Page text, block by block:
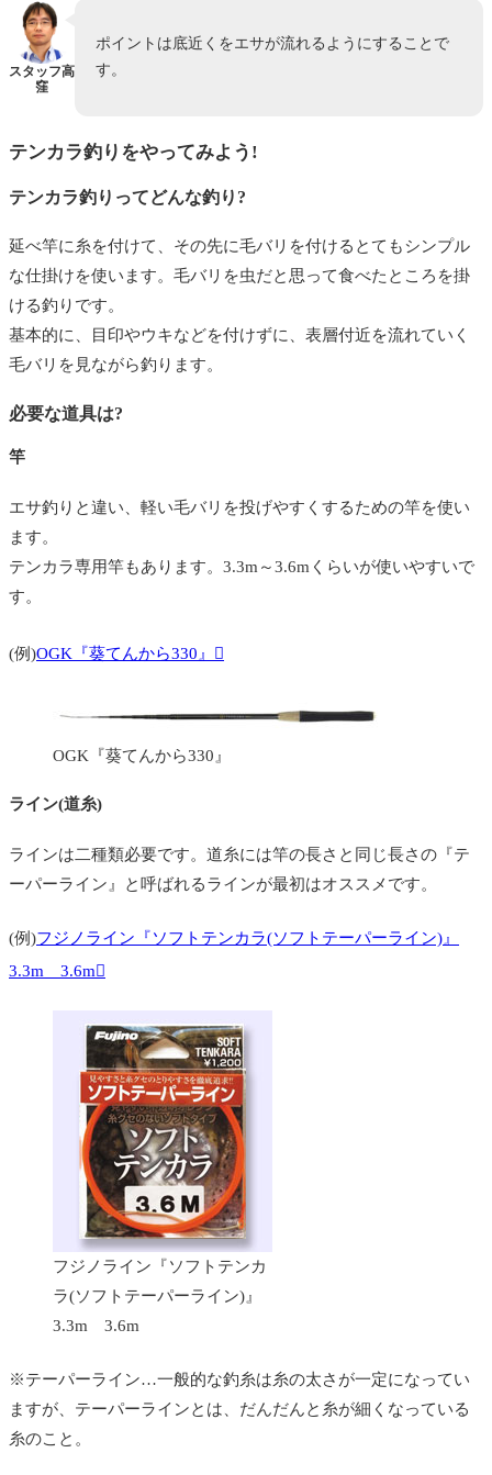
スタッフ高
窪
ポイントは底近くをエサが流れるようにすることで
す。
テンカラ釣りをやってみよう!
テンカラ釣りってどんな釣り?
延べ竿に糸を付けて、その先に毛バリを付けるとてもシンプル
な仕掛けを使います。毛バリを虫だと思って食べたところを掛
ける釣りです。
基本的に、目印やウキなどを付けずに、表層付近を流れていく
毛バリを見ながら釣ります。
必要な道具は?
竿
エサ釣りと違い、軽い毛バリを投げやすくするための竿を使い
ます。
テンカラ専用竿もあります。3.3m～3.6mくらいが使いやすいで
す。
(例)OGK『葵てんから330』
OGK『葵てんから330』
ライン(道糸)
ラインは二種類必要です。道糸には竿の長さと同じ長さの『テ
ーパーライン』と呼ばれるラインが最初はオススメです。
(例)フジノライン『ソフトテンカラ(ソフトテーパーライン)』
3.3m 3.6m
フジノライン『ソフトテンカ
ラ(ソフトテーパーライン)』
3.3m 3.6m
※テーパーライン…一般的な釣糸は糸の太さが一定になってい
ますが、テーパーラインとは、だんだんと糸が細くなっている
糸のこと。